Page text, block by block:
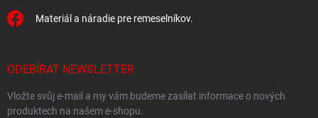
Materiál a náradie pre remeselníkov.
ODEBÍRAT NEWSLETTER
Vložte svůj e-mail a my vám budeme zasílat informace o nových
produktech na našem e-shopu.